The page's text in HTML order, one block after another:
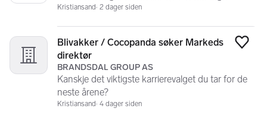
Kristiansand 2 dager siden
Blivakker / Cocopanda søker Markeds
direktør
BRANDSDAL GROUP AS
Kanskje det viktigste karrierevalget du tar for de
neste årene?
Kristiansand 4 dager siden